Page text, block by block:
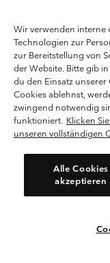
München Deutschland.
Nutzungsbedingungen
Datenschutzerklärung
Bestimmungen und
Nutzungsbedingungen
Cookies
Public CBCR
Kundenservice: Mo- Fr.
(+)498912081004
Wir verwenden interne
Technologien zur
zur Bereitstellung von
der Website. Bitte gib
du den Einsatz
Cookies ablehnst,
zwingend notwendig
funktioniert. Klicken
unseren vollständigen
Alle Cookies
akzeptieren
Bitte wählen